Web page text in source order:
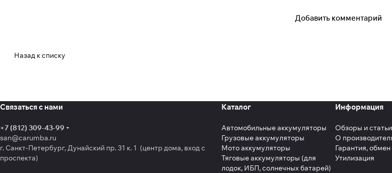
Добавить комментарий
Назад к списку
Связаться с нами
+7 (812) 309-43-99
san@carumba.ru
г. Санкт-Петербург, Дунайский пр. 31 к. 1 (центр дома, вход с
проспекта)
Каталог
Автомобильные аккумуляторы
Грузовые аккумуляторы
Мото аккумуляторы
Тяговые аккумуляторы (для
лодок, ИБП, солнечных батарей)
Информация
Обзоры и статьи
О
Гарантия,
Утилизация